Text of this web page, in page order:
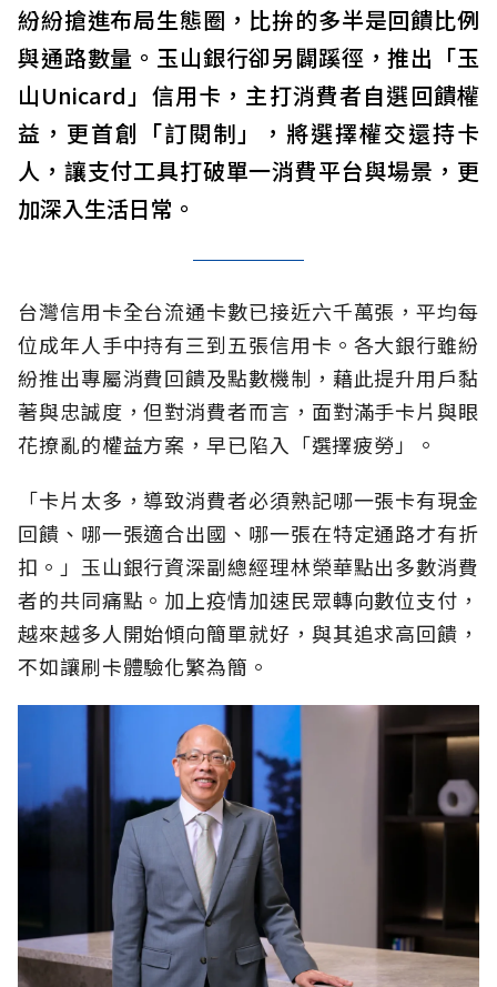
紛紛搶進布局生態圈，比拚的多半是回饋比例
與通路數量。玉山銀行卻另闢蹊徑，推出「玉
山Unicard」信用卡，主打消費者自選回饋權
益，更首創「訂閱制」，將選擇權交還持卡
人，讓支付工具打破單一消費平台與場景，更
加深入生活日常。
台灣信用卡全台流通卡數已接近六千萬張，平均每
位成年人手中持有三到五張信用卡。各大銀行雖紛
紛推出專屬消費回饋及點數機制，藉此提升用戶黏
著與忠誠度，但對消費者而言，面對滿手卡片與眼
花撩亂的權益方案，早已陷入「選擇疲勞」。
「卡片太多，導致消費者必須熟記哪一張卡有現金
回饋、哪一張適合出國、哪一張在特定通路才有折
扣。」玉山銀行資深副總經理林榮華點出多數消費
者的共同痛點。加上疫情加速民眾轉向數位支付，
越來越多人開始傾向簡單就好，與其追求高回饋，
不如讓刷卡體驗化繁為簡。